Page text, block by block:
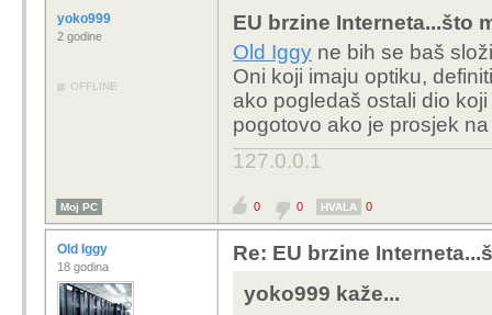
yoko999
2 godine
OFFLINE
EU brzine Interneta...što
Old Iggy ne bih se baš
Oni koji imaju optiku,
ako pogledaš ostali dio
pogotovo ako je prosjek
127.0.0.1
Moj PC 0 0 HVALA 0
Old Iggy
18 godina
Re: EU brzine
yoko999 kaže...